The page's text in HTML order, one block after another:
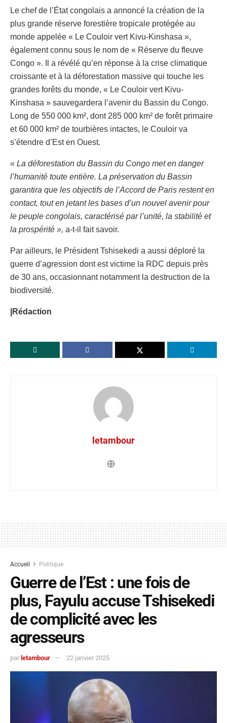
Le chef de l’État congolais a annoncé la création de la
plus grande réserve forestière tropicale protégée au
monde appelée « Le Couloir vert Kivu-Kinshasa »,
également connu sous le nom de « Réserve du fleuve
Congo ». Il a révélé qu’en réponse à la crise climatique
croissante et à la déforestation massive qui touche les
grandes forêts du monde, « Le Couloir vert Kivu-
Kinshasa » sauvegardera l’avenir du Bassin du Congo.
Long de 550 000 km², dont 285 000 km² de forêt primaire
et 60 000 km² de tourbières intactes, le Couloir va
s’étendre d’Est en Ouest.
« La déforestation du Bassin du Congo met en danger
l’humanité toute entière. La préservation du Bassin
garantira que les objectifs de l’Accord de Paris restent en
contact, tout en jetant les bases d’un nouvel avenir pour
le peuple congolais, caractérisé par l’unité, la stabilité et
la prospérité », a-t-il fait savoir.
Par ailleurs, le Président Tshisekedi a aussi déploré la
guerre d’agression dont est victime la RDC depuis près
de 30 ans, occasionnant notamment la destruction de la
biodiversité.
|Rédaction
letambour
Accueil Politique
Guerre de l’Est : une fois de
plus, Fayulu accuse Tshisekedi
de complicité avec les
agresseurs
par letambour 22 janvier 2025